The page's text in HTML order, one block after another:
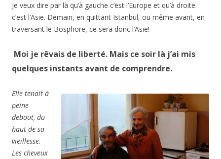
Je veux dire par là qu’à gauche c’est l’Europe et qu’à droite
c’est l’Asie. Demain, en quittant Istanbul, ou même avant, en
traversant le Bosphore, ce sera donc l’Asie!
Moi je rêvais de liberté. Mais ce soir là j’ai mis
quelques instants avant de comprendre.
Elle tenait à
peine
debout, du
haut de sa
vieillesse.
Les cheveux